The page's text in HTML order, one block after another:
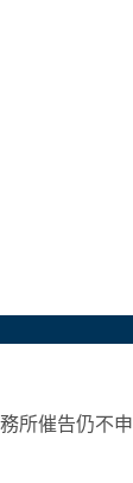
所催告仍不申